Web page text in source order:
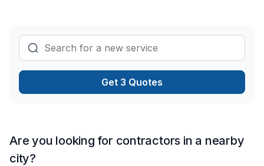
Get 3 Quotes
Are you looking for contractors in a nearby
city?